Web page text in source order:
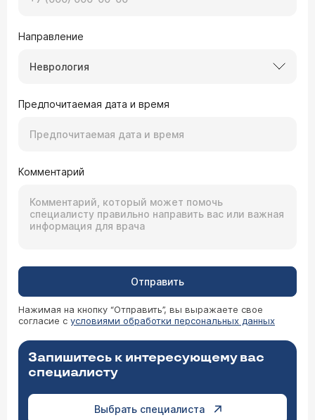
Направление
Неврология
Предпочитаемая дата и время
Комментарий
Отправить
Нажимая на кнопку “Отправить”, вы выражаете свое
согласие с условиями обработки персональных данных
Запишитесь к интересующему вас
специалисту
Выбрать специалиста